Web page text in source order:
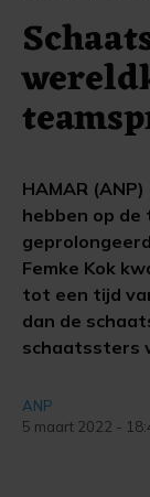
HAMAR
hebben op
Femke Kok
tot een tijd
dan de
schaatssters
ANP
5 maart 2022 -